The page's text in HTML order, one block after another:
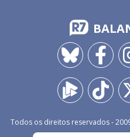
Todos os direitos reservados -